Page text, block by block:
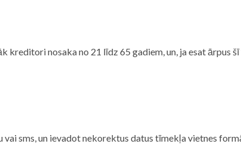
nosaka no 21 līdz 65 gadiem, un, ja esat ārpus
sms, un ievadot nekorektus datus tīmekļa vietnes